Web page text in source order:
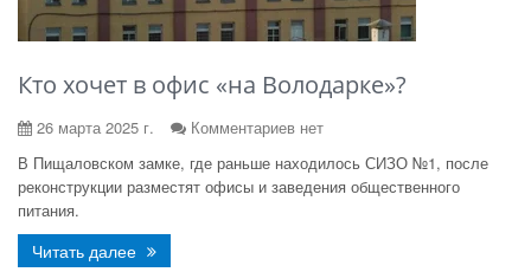
Кто хочет в офис «на Володарке»?
26 марта 2025 г.
Комментариев нет
В Пищаловском замке, где раньше находилось СИЗО №1, после
реконструкции разместят офисы и заведения общественного
питания.
Читать далее